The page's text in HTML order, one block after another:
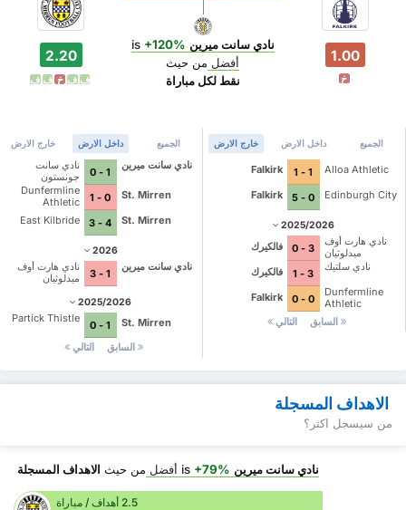
2.20
ف ف خ ف ف
نادي سانت ميرين +120%
أفضل من حيث
نقط لكل مباراة
1.00
خ
الجميع داخل الارض خارج الارض
نادي سانت
جونستون
1 - 0
نادي سانت ميرين
Dunfermline
Athletic
0 - 1
St. Mirren
East Kilbride
4 - 3 St. Mirren
2026
نادي هارت أوف
ميدلوثيان
1 - 3
نادي سانت ميرين
2025/2026
Partick Thistle
1 - 0
St. Mirren
السابق
التالي
الجميع داخل الارض خارج الارض
Falkirk 1 - 1
Alloa Athletic
Falkirk
0 - 5 Edinburgh City
2025/2026
فالكيرك 3 - 0
نادي هارت أوف
ميدلوثيان
فالكيرك
3 - 1
نادي سلتيك
Falkirk 0 - 0
Dunfermline
Athletic
السابق
التالي
الاهداف المسجلة
من سيسجل اكثر؟
نادي سانت ميرين +79% أفضل من حيث الاهداف المسجلة
2.5 أهداف / مباراة